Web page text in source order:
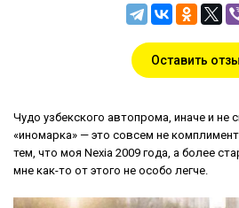
Оставить
Чудо узбекского автопрома, иначе и не
«иномарка» — это совсем не
тем, что моя Nexia 2009 года, а более
мне как-то от этого не особо легче.